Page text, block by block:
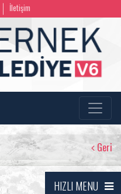
İletişim
Geri
HIZLI MENU